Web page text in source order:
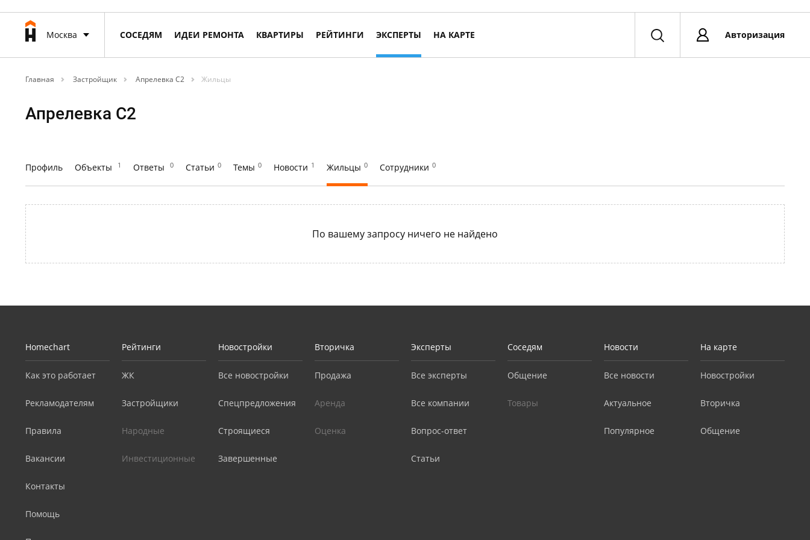
Москва СОСЕДЯМ ИДЕИ РЕМОНТА КВАРТИРЫ РЕЙТИНГИ ЭКСПЕРТЫ НА КАРТЕ Авторизация
Главная Застройщик Апрелевка С2 Жильцы
Апрелевка С2
Профиль Объекты 1 Ответы 0 Статьи 0 Темы 0 Новости 1 Жильцы 0 Сотрудники 0
По вашему запросу ничего не найдено
Homechart
Как это работает
Рекламодателям
Правила
Вакансии
Контакты
Помощь
Рейтинги
ЖК
Застройщики
Народные
Инвестиционные
Новостройки
Все новостройки
Спецпредложения
Строящиеся
Завершенные
Вторичка
Продажа
Аренда
Оценка
Эксперты
Все эксперты
Все компании
Вопрос-ответ
Статьи
Соседям
Общение
Товары
Новости
Все новости
Актуальное
Популярное
На карте
Новостройки
Вторичка
Общение